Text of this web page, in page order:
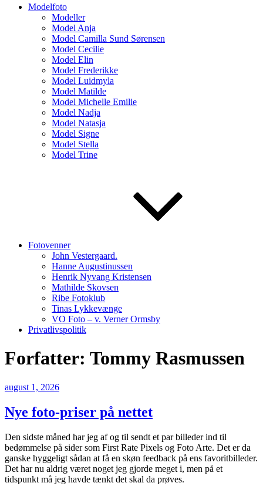
Modelfoto
Modeller
Model Anja
Model Camilla Sund Sørensen
Model Cecilie
Model Elin
Model Frederikke
Model Luidmyla
Model Matilde
Model Michelle Emilie
Model Nadja
Model Natasja
Model Signe
Model Stella
Model Trine
Fotovenner
John Vestergaard.
Hanne Augustinussen
Henrik Nyvang Kristensen
Mathilde Skovsen
Ribe Fotoklub
Tinas Lykkevænge
VO Foto – v. Verner Ormsby
Privatlivspolitik
Forfatter: Tommy Rasmussen
Udgivet
august 1, 2026
Nye foto-priser på nettet
Den sidste måned har jeg af og til sendt et par billeder ind til
bedømmelse på sider som First Rate Pixels og Foto Arte. Det er da
ganske hyggeligt sådan at få en skøn feedback på ens favoritbilleder.
Det har nu aldrig været noget jeg gjorde meget i, men på et
tidspunkt må jeg havde tænkt det skal da prøves.